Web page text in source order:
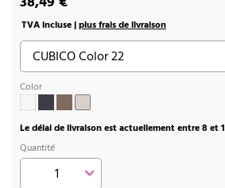
TVA incluse |plus frais de livraison
Color
Le délai de livraison est actuellement entre 8 et
Quantité